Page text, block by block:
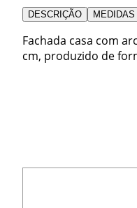
DESCRIÇÃO MEDIDAS
Fachada casa com
cm, produzido de